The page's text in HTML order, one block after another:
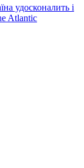
удосконалить і
Atlantic